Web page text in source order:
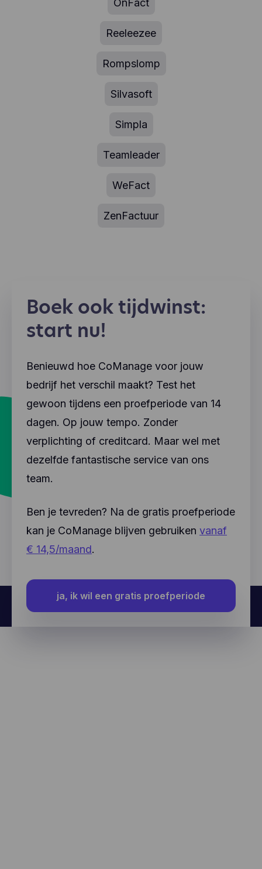
OnFact
Reeleezee
Rompslomp
Silvasoft
Simpla
Teamleader
WeFact
ZenFactuur
Boek ook tijdwinst:
start nu!
Benieuwd hoe CoManage voor jouw
bedrijf het verschil maakt? Test het
gewoon tijdens een proefperiode van 14
dagen. Op jouw tempo. Zonder
verplichting of creditcard. Maar wel met
dezelfde fantastische service van ons
team.
Ben je tevreden? Na de gratis proefperiode
kan je CoManage blijven gebruiken vanaf
€ 14,5/maand.
ja, ik wil een gratis proefperiode